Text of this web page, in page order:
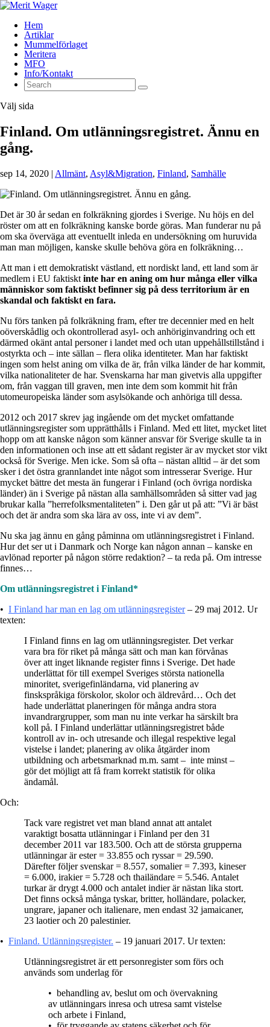
Hem
Artiklar
Mummelförlaget
Meritera
MFO
Info/Kontakt
Välj sida
Finland. Om utlänningsregistret. Ännu en
gång.
sep 14, 2020 | Allmänt, Asyl&Migration, Finland, Samhälle
Det är 30 år sedan en folkräkning gjordes i Sverige. Nu höjs en del
röster om att en folkräkning kanske borde göras. Man funderar nu på
om ska överväga att eventuellt inleda en undersökning om huruvida
man man möjligen, kanske skulle behöva göra en folkräkning…
Att man i ett demokratiskt västland, ett nordiskt land, ett land som är
medlem i EU faktiskt inte har en aning om hur många eller vilka
människor som faktiskt befinner sig på dess territorium är en
skandal och faktiskt en fara.
Nu förs tanken på folkräkning fram, efter tre decennier med en helt
oöverskådlig och okontrollerad asyl- och anhöriginvandring och ett
därmed okänt antal personer i landet med och utan uppehållstillstånd i
ostyrkta och – inte sällan – flera olika identiteter. Man har faktiskt
ingen som helst aning om vilka de är, från vilka länder de har kommit,
vilka nationaliteter de har. Svenskarna har man givetvis alla uppgifter
om, från vaggan till graven, men inte dem som kommit hit från
utomeuropeiska länder som asylsökande och anhöriga till dessa.
2012 och 2017 skrev jag ingående om det mycket omfattande
utlänningsregister som upprätthålls i Finland. Med ett litet, mycket litet
hopp om att kanske någon som känner ansvar för Sverige skulle ta in
den informationen och inse att ett sådant register är av mycket stor vikt
också för Sverige. Men icke. Som så ofta – nästan alltid – är det som
sker i det östra grannlandet inte något som intresserar Sverige. Hur
mycket bättre det mesta än fungerar i Finland (och övriga nordiska
länder) än i Sverige på nästan alla samhällsområden så sitter vad jag
brukar kalla ”herrefolksmentaliteten” i. Den går ut på att: ”Vi är bäst
och det är andra som ska lära av oss, inte vi av dem”.
Nu ska jag ännu en gång påminna om utlänningsregistret i Finland.
Hur det ser ut i Danmark och Norge kan någon annan – kanske en
avlönad reporter på någon större redaktion? – ta reda på. Om intresse
finnes…
Om utlänningsregistret i Finland*
• I Finland har man en lag om utlänningsregister – 29 maj 2012. Ur
texten:
I Finland finns en lag om utlänningsregister. Det verkar
vara bra för riket på många sätt och man kan förvånas
över att inget liknande register finns i Sverige. Det hade
underlättat för till exempel Sveriges största nationella
minoritet, sverigefinländarna, vid planering av
finskspråkiga förskolor, skolor och äldrevård… Och det
hade underlättat planeringen för många andra stora
invandrargrupper, som man nu inte verkar ha särskilt bra
koll på. I Finland underlättar utlänningsregistret både
kontroll av in- och utresande och illegal respektive legal
vistelse i landet; planering av olika åtgärder inom
utbildning och arbetsmarknad m.m. samt – inte minst –
gör det möjligt att få fram korrekt statistik för olika
ändamål.
Och:
Tack vare registret vet man bland annat att antalet
varaktigt bosatta utlänningar i Finland per den 31
december 2011 var 183.500. Och att de största grupperna
utlänningar är ester = 33.855 och ryssar = 29.590.
Därefter följer svenskar = 8.557, somalier = 7.393, kineser
= 6.000, irakier = 5.728 och thailändare = 5.546. Antalet
turkar är drygt 4.000 och antalet indier är nästan lika stort.
Det finns också många tyskar, britter, holländare, polacker,
ungrare, japaner och italienare, men endast 32 jamaicaner,
23 laotier och 20 palestinier.
• Finland. Utlänningsregister. – 19 januari 2017. Ur texten:
Utlänningsregistret är ett personregister som förs och
används som underlag för
• behandling av, beslut om och övervakning
av utlänningars inresa och utresa samt vistelse
och arbete i Finland,